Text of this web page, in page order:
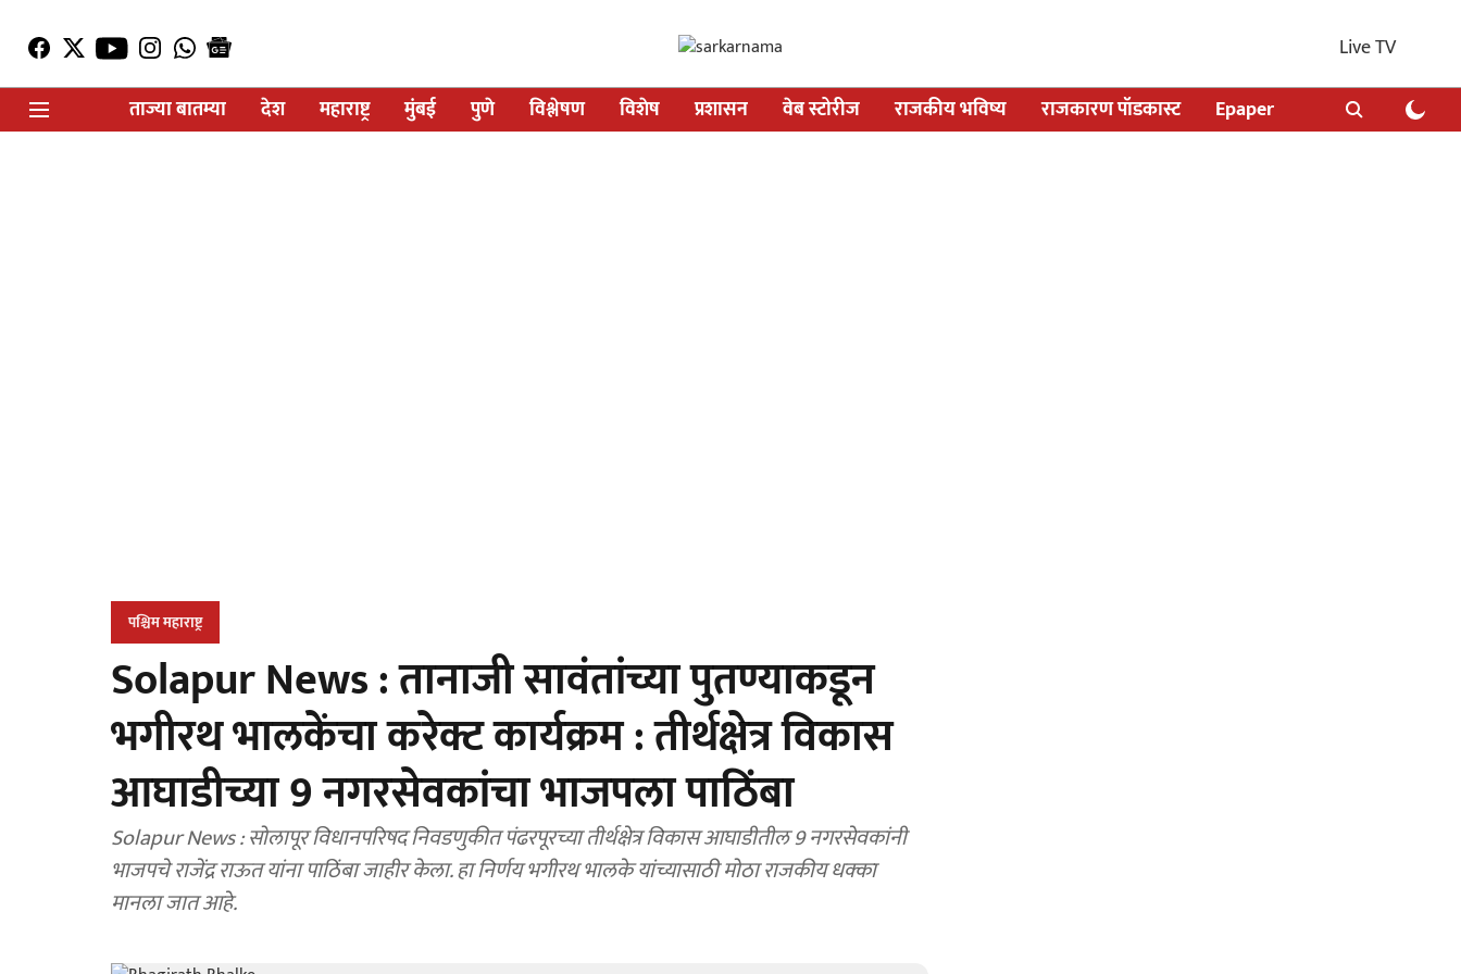
Live TV
ताज्या बातम्या
देश महाराष्ट्र मुंबई पुणे विश्लेषण विशेष प्रशासन वेब स्टोरीज राजकीय भविष्य राजकारण पॉडकास्ट Epaper
पश्चिम महाराष्ट्र
Solapur News : तानाजी सावंतांच्या पुतण्याकडून
भगीरथ भालकेंचा करेक्ट कार्यक्रम : तीर्थक्षेत्र विकास
आघाडीच्या 9 नगरसेवकांचा भाजपला पाठिंबा
Solapur News : सोलापूर विधानपरिषद निवडणुकीत पंढरपूरच्या तीर्थक्षेत्र विकास आघाडीतील 9 नगरसेवकांनी
भाजपचे राजेंद्र राऊत यांना पाठिंबा जाहीर केला. हा निर्णय भगीरथ भालके यांच्यासाठी मोठा राजकीय धक्का
मानला जात आहे.